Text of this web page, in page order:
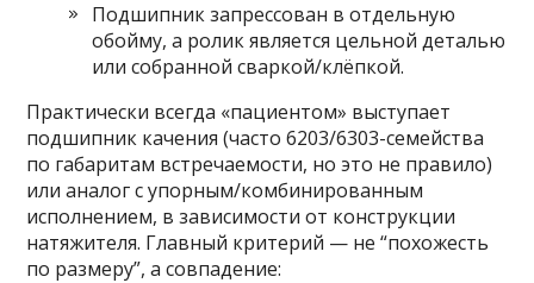
Подшипник запрессован в отдельную
обойму, а ролик является цельной деталью
или собранной сваркой/клёпкой.
Практически всегда «пациентом» выступает
подшипник качения (часто 6203/6303-семейства
по габаритам встречаемости, но это не правило)
или аналог с упорным/комбинированным
исполнением, в зависимости от конструкции
натяжителя. Главный критерий — не “похожесть
по размеру”, а совпадение: